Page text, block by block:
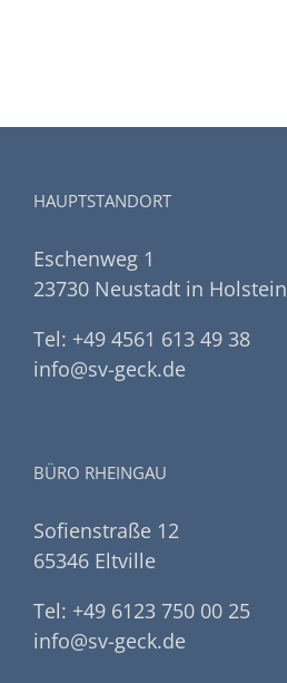
HAUPTSTANDORT
Eschenweg 1
23730 Neustadt in Holstein
Tel: +49 4561 613 49 38
info@sv-geck.de
BÜRO RHEINGAU
Sofienstraße 12
65346 Eltville
Tel: +49 6123 750 00 25
info@sv-geck.de